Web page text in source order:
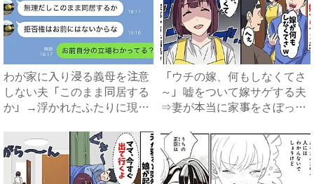
わが家に入り浸る義母を注意
しない夫「このまま同居する
か」→浮かれたふたりに現実
「ウチの嫁、何もしなくてさ
～」嘘をついて嫁サゲする夫
⇒妻が本当に家事をさぼった